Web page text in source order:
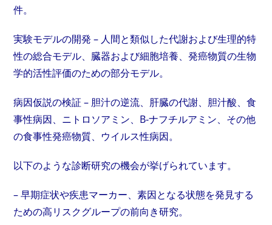
件。
実験モデルの開発 – 人間と類似した代謝および生理的特
性の総合モデル、臓器および細胞培養、発癌物質の生物
学的活性評価のための部分モデル。
病因仮説の検証 – 胆汁の逆流、肝臓の代謝、胆汁酸、食
事性病因、ニトロソアミン、B-ナフチルアミン、その他
の食事性発癌物質、ウイルス性病因。
以下のような診断研究の機会が挙げられています。
– 早期症状や疾患マーカー、素因となる状態を発見する
ための高リスクグループの前向き研究。